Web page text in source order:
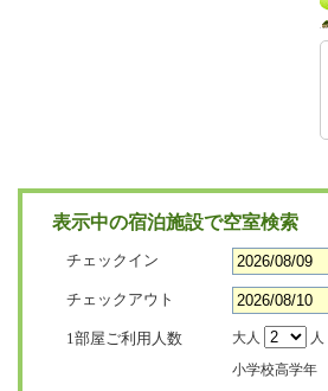
表示中の宿泊施設で空室検索
チェックイン
チェックアウト
1部屋ご利用人数 大人
人
小学校高学年